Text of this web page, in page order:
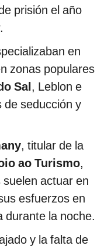
prisión el año
en
zonas populares
Sal, Leblon e
de seducción y
, titular de la
ao Turismo,
actuar en
esfuerzos en
durante la noche.
y la falta de